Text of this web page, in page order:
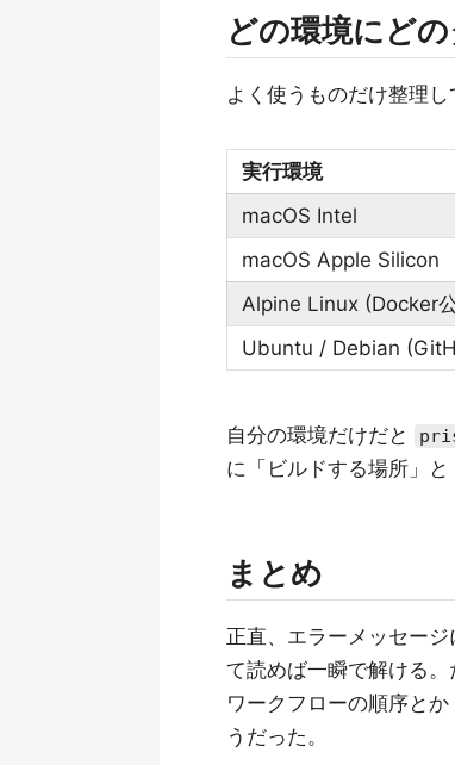
どの環境にど
よく使うものだけ整理し
実行環境
macOS Intel
macOS Apple Silicon
Alpine Linux (Docker
Ubuntu / Debian
自分の環境だけだと
に「ビルドする場所」と
まとめ
正直、エラーメッセージ
て読めば一瞬で解ける
ワークフローの順序と
うだった。